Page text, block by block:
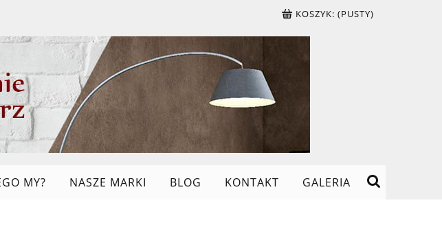
KOSZYK: (PUSTY)
MY? NASZE MARKI BLOG KONTAKT GALERIA